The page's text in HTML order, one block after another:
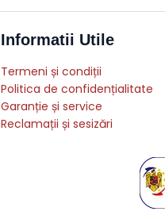
Informatii Utile
Termeni și condiții
Politica de confidențialitate
Garanție și service
Reclamații și sesizări